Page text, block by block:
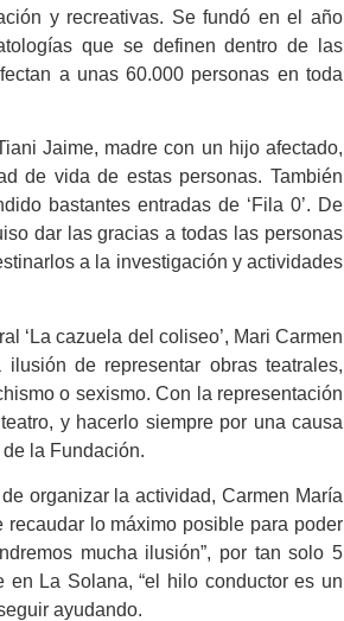
y recreativas. Se fundó en el año
que se definen dentro de las
a unas 60.000 personas en toda
Jaime, madre con un hijo afectado,
de vida de estas personas. También
bastantes entradas de ‘Fila 0’. De
dar las gracias a todas las personas
a la investigación y actividades
cazuela del coliseo’, Mari Carmen
de representar obras teatrales,
o sexismo. Con la representación
y hacerlo siempre por una causa
la Fundación.
la actividad, Carmen María
lo máximo posible para poder
mucha ilusión”, por tan solo 5
La Solana, “el hilo conductor es un
ayudando.